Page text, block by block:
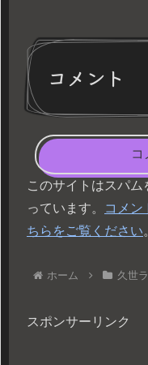
コメント
コ
このサイトはスパ
っています。
コメン
ちらをご覧ください
ホーム 久世
スポンサーリンク